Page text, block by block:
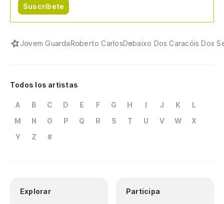
Suscríbete
Jovem GuardaRoberto CarlosDebaixo Dos Caracóis Dos
Todos los artistas
A B C D E F G H I J K
L
M
N O P Q R S T U V W
X
Y
Z #
Explorar Participa